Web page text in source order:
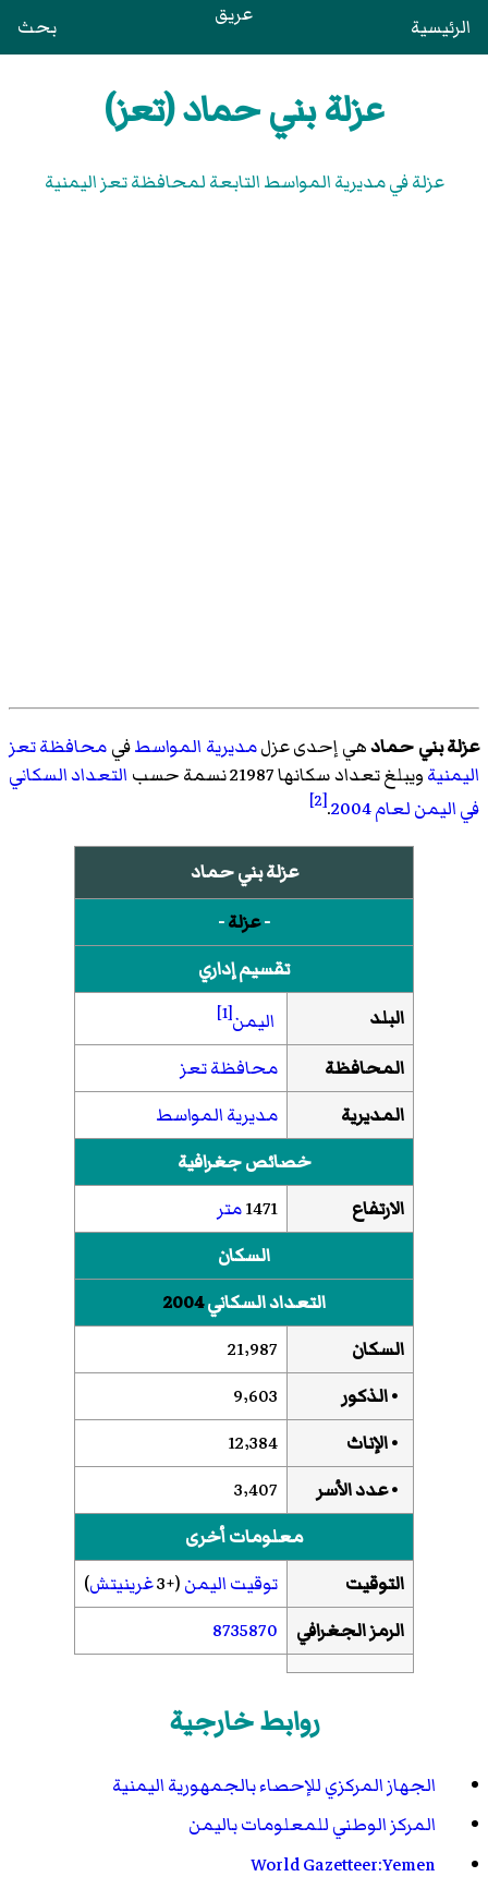
الرئيسية عريق بحث
عزلة بني حماد (تعز)
عزلة في مديرية المواسط التابعة لمحافظة تعز اليمنية
عزلة بني حمادهي إحدى عزلمديرية المواسطفيمحافظة تعز
اليمنيةويبلغ تعداد سكانها 21987 نسمة حسب
التعداد السكاني
في اليمن لعام 2004
.
[2]
عزلة بني حماد
-عزلة-
تقسيم إداري
البلد
اليمن[1]
المحافظة
محافظة تعز
المديرية
مديرية المواسط
خصائص جغرافية
الارتفاع
1471متر
السكان
التعداد السكاني2004
السكان
21٬987
• الذكور
9٬603
• الإناث
12٬384
• عدد الأسر
3٬407
معلومات أخرى
التوقيت
توقيت اليمن(+3 غرينيتش)
الرمز الجغرافي
8735870
روابط خارجية
الجهاز المركزي للإحصاء بالجمهورية اليمنية
المركز الوطني للمعلومات باليمن
World Gazetteer:Yemen